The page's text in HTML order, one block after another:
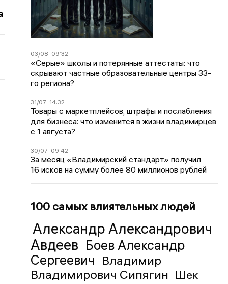
03/08 09:32
«Серые» школы и потерянные аттестаты: что
скрывают частные образовательные центры 33-
го региона?
31/07 14:32
Товары с маркетплейсов, штрафы и послабления
для бизнеса: что изменится в жизни владимирцев
с 1 августа?
30/07 09:42
За месяц «Владимирский стандарт» получил
16 исков на сумму более 80 миллионов рублей
100 самых влиятельных людей
Александр Александрович
Авдеев Боев Александр
Сергеевич Владимир
Владимирович Сипягин Шек